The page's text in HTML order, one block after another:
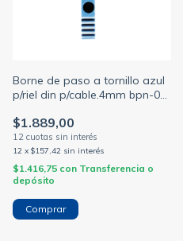
Borne de paso a tornillo azul
p/riel din p/cable.4mm bpn-04-
$1.889,00
12 x $157,42 sin interés
$1.416,75 con Transferencia o
depósito